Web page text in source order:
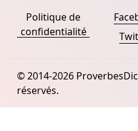
Politique de
confidentialité
© 2014-2026
réservés.